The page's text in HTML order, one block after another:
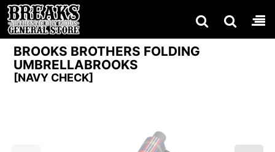
BROOKS BROTHERS FOLDING
UMBRELLABROOKS
[NAVY CHECK]